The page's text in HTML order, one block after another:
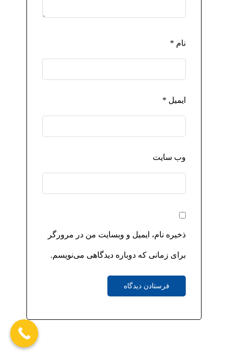
نام *
ایمیل *
وب‌ سایت
ذخیره نام، ایمیل و وبسایت من در مرورگر
برای زمانی که دوباره دیدگاهی می‌نویسم.